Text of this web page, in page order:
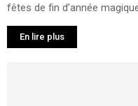
fêtes de fin d’année
En lire plus